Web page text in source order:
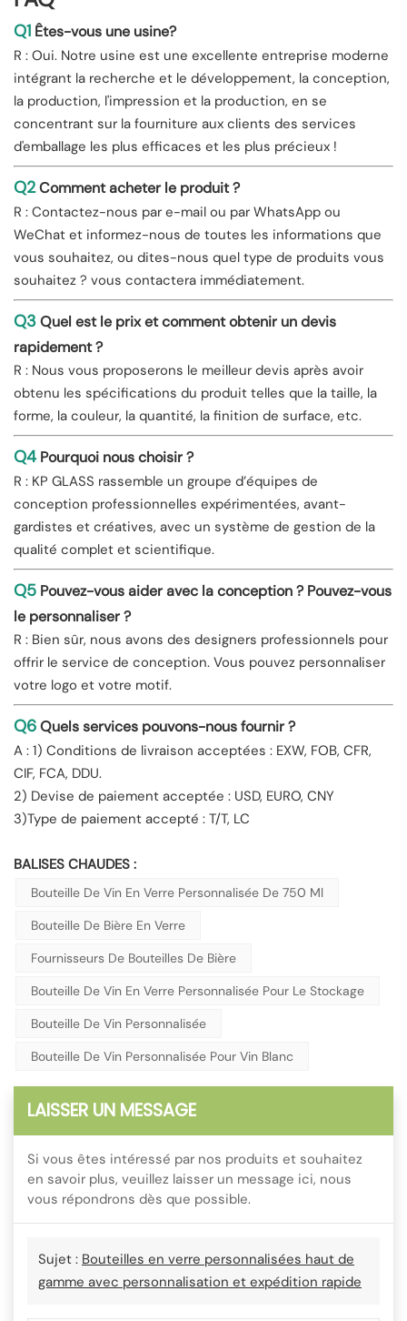
Q1 Êtes-vous une usine?
R : Oui. Notre usine est une excellente entreprise moderne
intégrant la recherche et le développement, la conception,
la production, l'impression et la production, en se
concentrant sur la fourniture aux clients des services
d'emballage les plus efficaces et les plus précieux !
Q2Comment acheter le produit ?
R : Contactez-nous par e-mail ou par WhatsApp ou
WeChat et informez-nous de toutes les informations que
vous souhaitez, ou dites-nous quel type de produits vous
souhaitez ? vous contactera immédiatement.
Q3Quel est le prix et comment obtenir un devis
rapidement ?
R : Nous vous proposerons le meilleur devis après avoir
obtenu les spécifications du produit telles que la taille, la
forme, la couleur, la quantité, la finition de surface, etc.
Q4 Pourquoi nous choisir ?
R : KP GLASS rassemble un groupe d’équipes de
conception professionnelles expérimentées, avant-
gardistes et créatives, avec un système de gestion de la
qualité complet et scientifique.
Q5 Pouvez-vous aider avec la conception ? Pouvez-vous
le personnaliser ?
R : Bien sûr, nous avons des designers professionnels pour
offrir le service de conception. Vous pouvez personnaliser
votre logo et votre motif.
Q6Quels services pouvons-nous fournir ?
A : 1) Conditions de livraison acceptées : EXW, FOB, CFR,
CIF, FCA, DDU.
2) Devise de paiement acceptée : USD, EURO, CNY
3)Type de paiement accepté : T/T, LC
BALISES CHAUDES :
Bouteille De Vin En Verre Personnalisée De 750 Ml
Bouteille De Bière En Verre
Fournisseurs De Bouteilles De Bière
Bouteille De Vin En Verre Personnalisée Pour Le Stockage
Bouteille De Vin Personnalisée
Bouteille De Vin Personnalisée Pour Vin Blanc
LAISSER UN MESSAGE
Si vous êtes intéressé par nos produits et souhaitez
en savoir plus, veuillez laisser un message ici, nous
vous répondrons dès que possible.
Sujet : Bouteilles en verre personnalisées haut de
gamme avec personnalisation et expédition rapide